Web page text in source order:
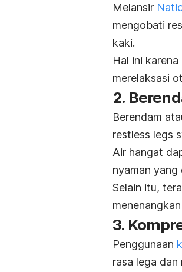
Melansir
mengobati
kaki.
Hal ini
merelaksasi
2.
Berendam
restless legs
Air hangat
nyaman yang
Selain itu,
3.
Penggunaan
rasa lega dan